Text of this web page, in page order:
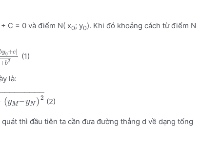
C = 0 và điểm N( x0; y0). Khi đó khoảng cách từ điểm N
y0+c
+b2 (1)
là:
(yM –yN )2
−
−−−−−−−
(2)
thì đầu tiên ta cần đưa đường thẳng d về dạng tổng